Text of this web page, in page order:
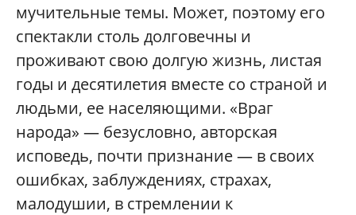
мучительные темы. Может, поэтому его
спектакли столь долговечны и
проживают свою долгую жизнь, листая
годы и десятилетия вместе со страной и
людьми, ее населяющими. «Враг
народа» — безусловно, авторская
исповедь, почти признание — в своих
ошибках, заблуждениях, страхах,
малодушии, в стремлении к